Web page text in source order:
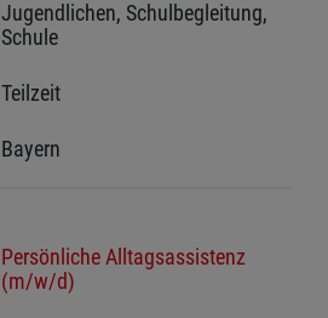
Jugendlichen, Schulbegleitung,
Schule
Teilzeit
Bayern
Persönliche Alltagsassistenz
(m/w/d)